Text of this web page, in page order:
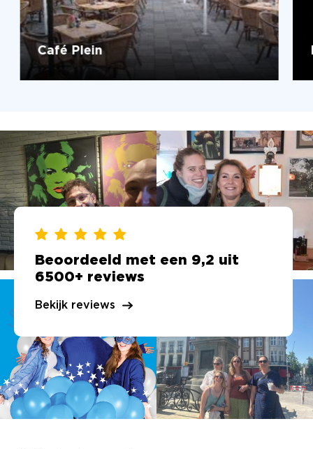
Café Plein
Beoordeeld met een 9,2 uit
6500+ reviews
Bekijk reviews